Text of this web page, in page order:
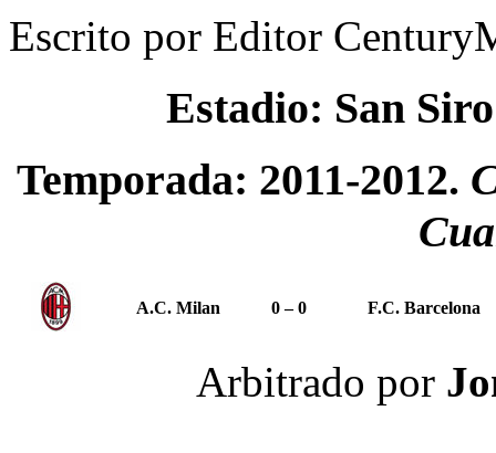
Escrito por Editor
Estadio: San
Temporada: 2011-2012.
A.C. Milan 0 – 0 F.C. Barcelona
Arbitrado por